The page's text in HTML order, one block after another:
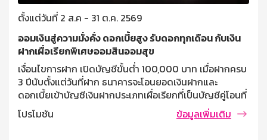
ตั้งแต่วันที่ 2 ส.ค - 31 ต.ค. 2569
ออมเงินสู่ความมั่งคั่ง ดอกเบี้ยสูง รับดอกทุกเดือน กับเงิน
ฝากเผื่อเรียกพิเศษออมสินออมสุข
เงื่อนไขการฝาก เปิดบัญชีขั้นต่ำ 100,000 บาท เมื่อฝากครบ
3 ปีนับตั้งแต่วันที่ฝาก ธนาคารจะโอนยอดเงินฝากและ
ดอกเบี้ยเข้าบัญชีเงินฝากประเภทเผื่อเรียกที่เป็นบัญชีคู่โอนที่
ผู้ฝากแจ้งไว้ ฝากครั้งละไม่ต่ำกว่า 10,000 บาท ไม่จำกัด
วงเงินรับฝากสูงสุด บุคคลธรรมดาที่มีอายุตั้งแต่ 7 ปี ขึ้นไป
โปรโมชัน ข้อมูลเพิ่มเติม